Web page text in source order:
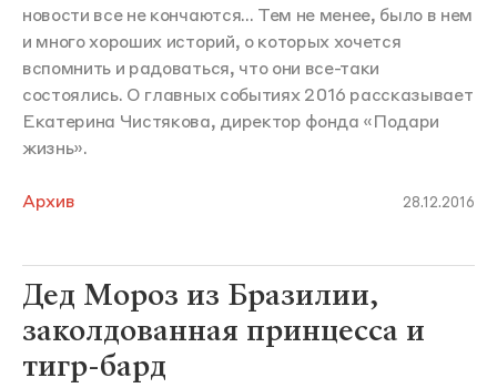
новости все не кончаются... Тем не менее, было в нем
и много хороших историй, о которых хочется
вспомнить и радоваться, что они все-таки
состоялись. О главных событиях 2016 рассказывает
Екатерина Чистякова, директор фонда «Подари
жизнь».
Архив 28.12.2016
Дед Мороз из Бразилии,
заколдованная принцесса и
тигр-бард